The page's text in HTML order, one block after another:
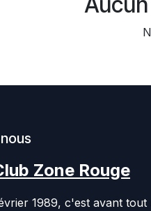
Zone Rouge
1989, c'est avant